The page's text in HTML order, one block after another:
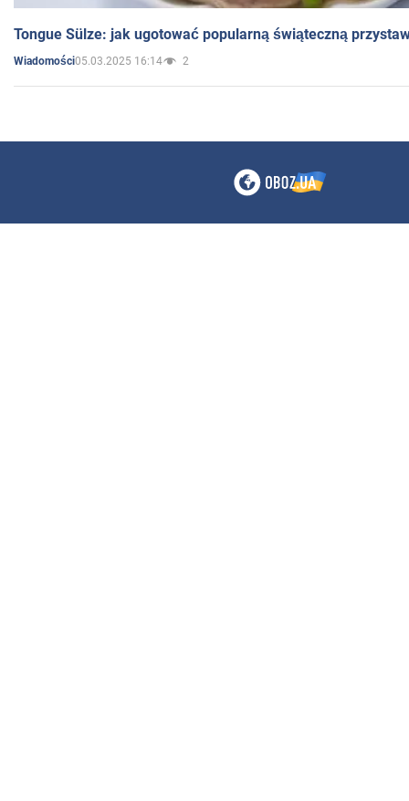
Tongue Sülze: jak ugotować popularną świąteczną
Wiadomości05.03.2025 16:14 2